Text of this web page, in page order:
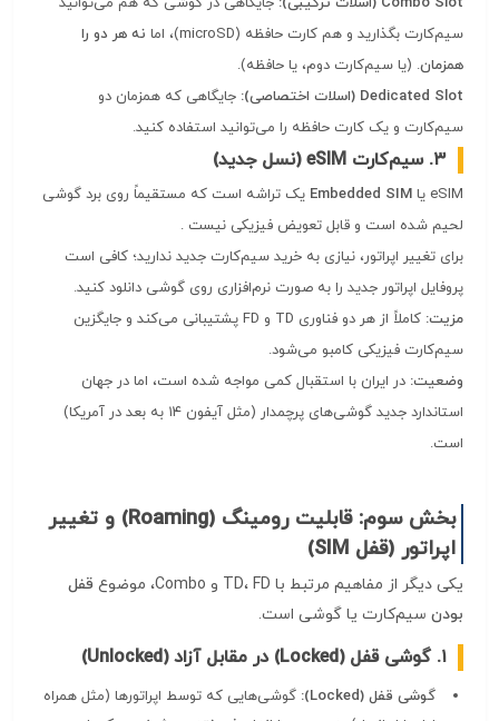
سیم‌کارت بگذارید و هم کارت حافظه (microSD)، اما
نه هر دو را
همزمان. (یا سیم‌کارت دوم، یا حافظه).
Dedicated Slot (اسلات اختصاصی):
جایگاهی که همزمان دو
سیم‌کارت و یک کارت حافظه را می‌توانید استفاده کنید.
۳. سیم‌کارت eSIM (نسل جدید)
eSIM یا Embedded SIM یک تراشه است که مستقیماً روی برد گوشی
لحیم شده است و قابل تعویض فیزیکی نیست .
برای تغییر اپراتور، نیازی به خرید سیم‌کارت جدید ندارید؛ کافی است
پروفایل اپراتور جدید را به صورت نرم‌افزاری روی گوشی دانلود کنید.
مزیت:
کاملاً از هر دو فناوری TD و FD پشتیبانی می‌کند و جایگزین
سیم‌کارت فیزیکی کامبو می‌شود.
وضعیت: در ایران با استقبال کمی مواجه شده است، اما در جهان
استاندارد جدید گوشی‌های پرچمدار (مثل آیفون ۱۴ به بعد در آمریکا)
است.
بخش سوم: قابلیت رومینگ (Roaming) و تغییر
اپراتور (قفل SIM)
یکی دیگر از مفاهیم مرتبط با TD، FD و Combo، موضوع
قفل
بودن سیم‌کارت یا گوشی است.
۱. گوشی قفل (Locked) در مقابل آزاد (Unlocked)
گوشی قفل (Locked):
گوشی‌هایی که توسط اپراتورها (مثل همراه